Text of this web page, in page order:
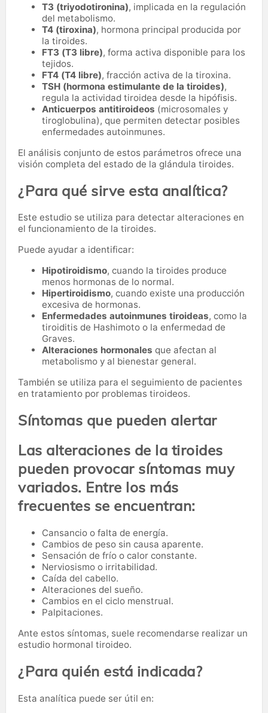
T3 (triyodotironina), implicada en la regulación
del metabolismo.
T4 (tiroxina), hormona principal producida por
la tiroides.
FT3 (T3 libre), forma activa disponible para los
tejidos.
FT4 (T4 libre), fracción activa de la tiroxina.
TSH (hormona estimulante de la tiroides),
regula la actividad tiroidea desde la hipófisis.
Anticuerpos antitiroideos (microsomales y
tiroglobulina), que permiten detectar posibles
enfermedades autoinmunes.
El análisis conjunto de estos parámetros ofrece una
visión completa del estado de la glándula tiroides.
¿Para qué sirve esta analítica?
Este estudio se utiliza para detectar alteraciones en
el funcionamiento de la tiroides.
Puede ayudar a identificar:
Hipotiroidismo, cuando la tiroides produce
menos hormonas de lo normal.
Hipertiroidismo, cuando existe una producción
excesiva de hormonas.
Enfermedades autoinmunes tiroideas, como la
tiroiditis de Hashimoto o la enfermedad de
Graves.
Alteraciones hormonales que afectan al
metabolismo y al bienestar general.
También se utiliza para el seguimiento de pacientes
en tratamiento por problemas tiroideos.
Síntomas que pueden alertar
Las alteraciones de la tiroides
pueden provocar síntomas muy
variados. Entre los más
frecuentes se encuentran:
Cansancio o falta de energía.
Cambios de peso sin causa aparente.
Sensación de frío o calor constante.
Nerviosismo o irritabilidad.
Caída del cabello.
Alteraciones del sueño.
Cambios en el ciclo menstrual.
Palpitaciones.
Ante estos síntomas, suele recomendarse realizar un
estudio hormonal tiroideo.
¿Para quién está indicada?
Esta analítica puede ser útil en: